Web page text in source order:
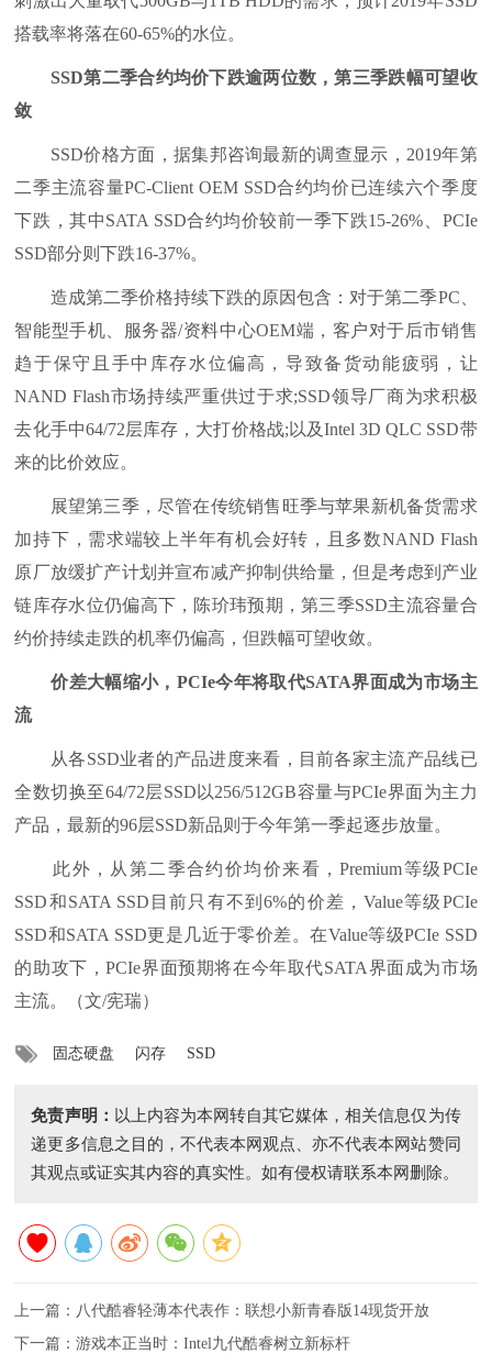
搭载率将落在60-65%的水位。
SSD第二季合约均价下跌逾两位数，第三季跌幅可望收
敛
SSD价格方面，据集邦咨询最新的调查显示，2019年第
二季主流容量PC-Client OEM SSD合约均价已连续六个季度
下跌，其中SATA SSD合约均价较前一季下跌15-26%、PCIe
SSD部分则下跌16-37%。
造成第二季价格持续下跌的原因包含：对于第二季PC、
智能型手机、服务器/资料中心OEM端，客户对于后市销售
趋于保守且手中库存水位偏高，导致备货动能疲弱，让
NAND Flash市场持续严重供过于求;SSD领导厂商为求积极
去化手中64/72层库存，大打价格战;以及Intel 3D QLC SSD带
来的比价效应。
展望第三季，尽管在传统销售旺季与苹果新机备货需求
加持下，需求端较上半年有机会好转，且多数NAND Flash
原厂放缓扩产计划并宣布减产抑制供给量，但是考虑到产业
链库存水位仍偏高下，陈玠玮预期，第三季SSD主流容量合
约价持续走跌的机率仍偏高，但跌幅可望收敛。
价差大幅缩小，PCIe今年将取代SATA界面成为市场主
流
从各SSD业者的产品进度来看，目前各家主流产品线已
全数切换至64/72层SSD以256/512GB容量与PCIe界面为主力
产品，最新的96层SSD新品则于今年第一季起逐步放量。
此外，从第二季合约价均价来看，Premium等级PCIe
SSD和SATA SSD目前只有不到6%的价差，Value等级PCIe
SSD和SATA SSD更是几近于零价差。在Value等级PCIe SSD
的助攻下，PCIe界面预期将在今年取代SATA界面成为市场
主流。（文/宪瑞）
固态硬盘 闪存 SSD
免责声明： 以上内容为本网转自其它媒体，相关信息仅为传
递更多信息之目的，不代表本网观点、亦不代表本网站赞同
其观点或证实其内容的真实性。如有侵权请联系本网删除。
上一篇： 八代酷睿轻薄本代表作：联想小新青春版14现货开放
下一篇：游戏本正当时：Intel九代酷睿树立新标杆